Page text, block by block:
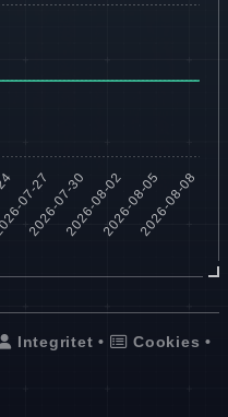
Integritet • Cookies •